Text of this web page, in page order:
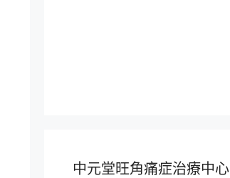
中元堂旺角痛症治療中心